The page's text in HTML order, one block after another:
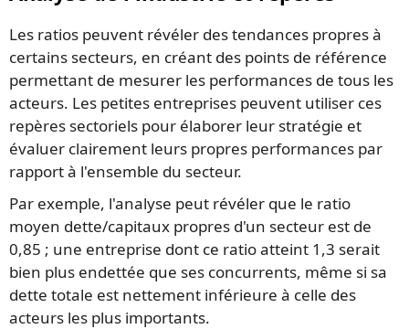
Les ratios peuvent révéler des tendances propres à
certains secteurs, en créant des points de référence
permettant de mesurer les performances de tous les
acteurs. Les petites entreprises peuvent utiliser ces
repères sectoriels pour élaborer leur stratégie et
évaluer clairement leurs propres performances par
rapport à l'ensemble du secteur.
Par exemple, l'analyse peut révéler que le ratio
moyen dette/capitaux propres d'un secteur est de
0,85 ; une entreprise dont ce ratio atteint 1,3 serait
bien plus endettée que ses concurrents, même si sa
dette totale est nettement inférieure à celle des
acteurs les plus importants.